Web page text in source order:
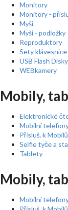
Monitory
Monitory -
Myši
Myši - podložky
Reproduktory
Sety klávesnice
USB Flash Disky
WEBkamery
Mobily,
Elektronické
Mobilní
Přísluš. k
Selfie tyče a
Tablety
Mobily,
Mobilní